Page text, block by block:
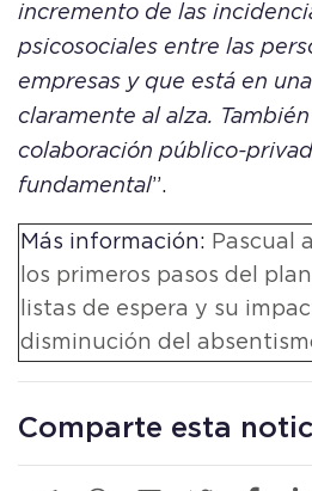
incremento de las
psicosociales entre las
empresas y que está en
claramente al alza.
colaboración público-
fundamental”.
Más información: Pascual
los primeros pasos del
listas de espera y su
disminución del
Comparte esta